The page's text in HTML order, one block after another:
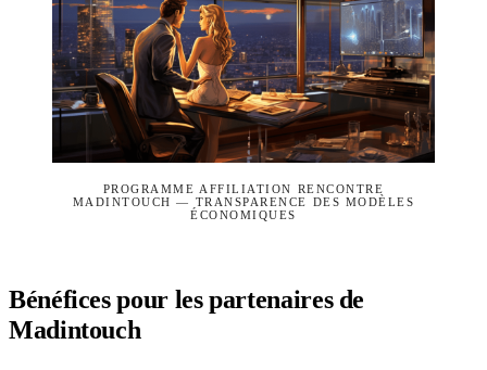
PROGRAMME AFFILIATION RENCONTRE
MADINTOUCH — TRANSPARENCE DES MODÈLES
ÉCONOMIQUES
Bénéfices pour les partenaires de
Madintouch